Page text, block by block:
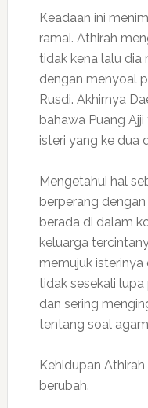
Keadaan ini
ramai. Athirah
tidak kena lalu dia
dengan menyoal
Rusdi. Akhirnya
bahawa Puang
isteri yang ke dua
Mengetahui hal
berperang
berada di dalam
keluarga
memujuk
tidak sesekali
dan sering
tentang soal
Kehidupan
berubah.